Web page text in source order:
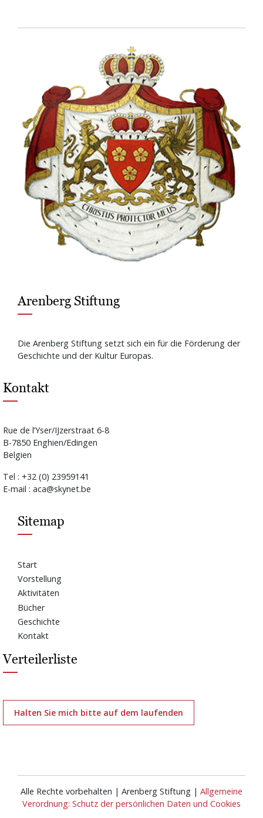
Arenberg Stiftung
Die Arenberg Stiftung setzt sich ein für die Förderung der
Geschichte und der Kultur Europas.
Kontakt
Rue de l’Yser/IJzerstraat 6-8
B-7850 Enghien/Edingen
Belgien
Tel : +32 (0) 23959141
E-mail : aca@skynet.be
Sitemap
Start
Vorstellung
Aktivitäten
Bücher
Geschichte
Kontakt
Verteilerliste
Halten Sie mich bitte auf dem laufenden
Alle Rechte vorbehalten | Arenberg Stiftung | Allgemeine
Verordnung: Schutz der persönlichen Daten und Cookies